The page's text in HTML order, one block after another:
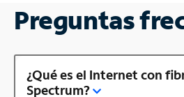
Preguntas
¿Qué es el Internet con
Spectrum?